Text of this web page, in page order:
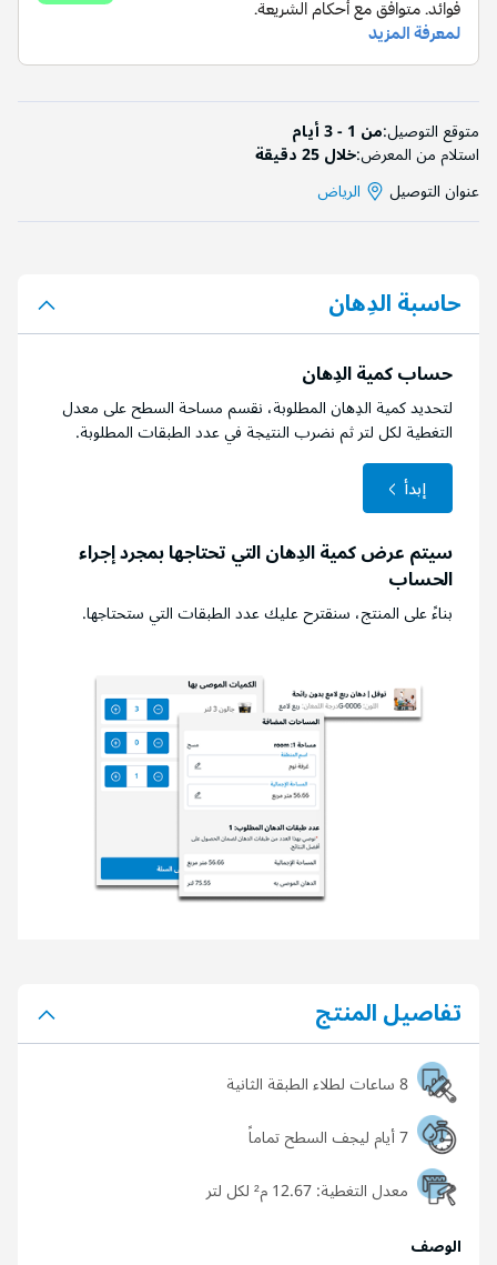
متوقع التوصيل:من 1 - 3 أيام
استلام من المعرض:خلال 25 دقيقة
عنوان التوصيل
الرياض
حاسبة الدِهان
حساب كمية الدِهان
لتحديد كمية الدِهان المطلوبة، نقسم مساحة السطح على معدل
التغطية لكل لتر ثم نضرب النتيجة في عدد الطبقات المطلوبة.
إبدأ
سيتم عرض كمية الدِهان التي تحتاجها بمجرد إجراء
الحساب
بناءً على المنتج، سنقترح عليك عدد الطبقات التي ستحتاجها.
تفاصيل المنتج
8 ساعات لطلاء الطبقة الثانية
7 أيام ليجف السطح تماماً
معدل التغطية:
الوصف